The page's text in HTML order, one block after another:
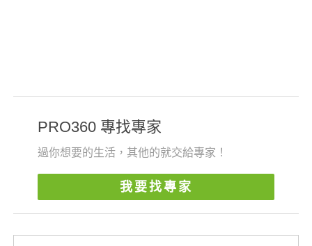
PRO360 專找專家
過你想要的生活，其他的就交給專家！
我要找專家